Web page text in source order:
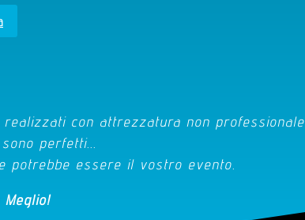
con attrezzatura non professionale,
perfetti...
potrebbe essere il vostro evento.